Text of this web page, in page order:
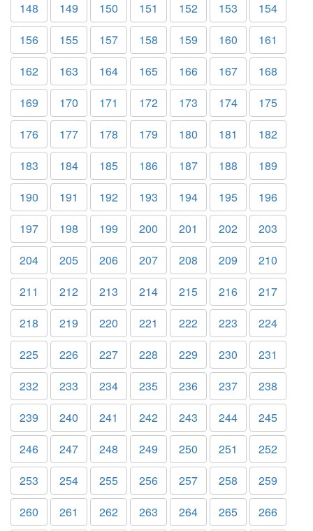
148
149 150 151 152 153
154
156
155 157 158 159 160
161
162
163 164 165 166 167
168
169
170 171 172 173 174
175
176
177 178 179 180 181
182
183
184 185 186 187 188
189
190
191 192 193 194 195
196
197
198 199 200 201 202
203
204
205 206 207 208 209
210
211
212 213 214 215 216
217
218
219 220 221 222 223
224
225
226 227 228 229 230
231
232
233 234 235 236 237
238
239
240 241 242 243 244
245
246
247 248 249 250 251
252
253
254 255 256 257 258
259
260
261 262 263 264 265
266